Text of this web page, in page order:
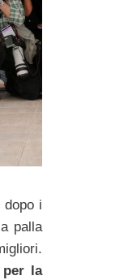
dopo i
palla
per la